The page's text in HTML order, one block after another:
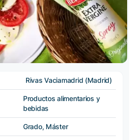
Rivas Vaciamadrid (Madrid)
Productos alimentarios y
bebidas
Grado, Máster